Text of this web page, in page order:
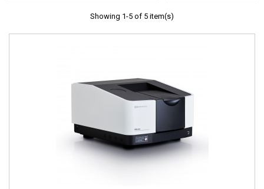
Showing 1-5 of 5 item(s)